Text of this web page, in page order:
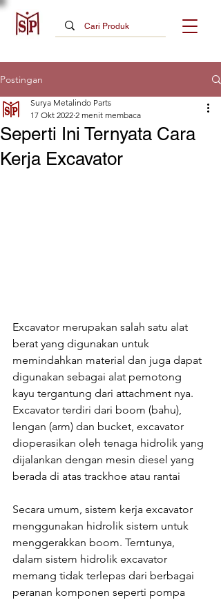
Postingan
Seperti Ini Ternyata Cara
Kerja Excavator
Surya Metalindo Parts
17 Okt 2022 2 menit membaca
Excavator merupakan salah satu alat
berat yang digunakan untuk
memindahkan material dan juga dapat
digunakan sebagai alat pemotong
kayu tergantung dari attachment nya.
Excavator terdiri dari boom (bahu),
lengan (arm) dan bucket, excavator
dioperasikan oleh tenaga hidrolik yang
dijalankan dengan mesin diesel yang
berada di atas trackhoe atau rantai
Secara umum, sistem kerja excavator
menggunakan hidrolik sistem untuk
menggerakkan boom. Terntunya,
dalam sistem hidrolik excavator
memang tidak terlepas dari berbagai
peranan komponen seperti pompa